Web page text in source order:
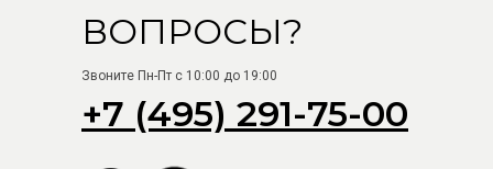
ВОПРОСЫ?
+7 (495) 291-75-00
Звоните Пн-Пт с 10:00 до 19:00